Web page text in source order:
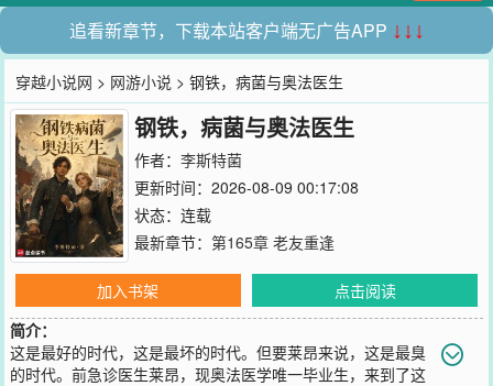
追看新章节，下载本站客户端无广告APP ↓↓↓
穿越小说网 > 网游小说 > 钢铁，病菌与奥法医生
钢铁，病菌与奥法医生
作者： 李斯特菌
更新时间：2026-08-09 00:17:08
状态：连载
最新章节： 第165章 老友重逢
加入书架
点击阅读
简介：
这是最好的时代，这是最坏的时代。但要莱昂来说，这是最臭
的时代。前急诊医生莱昂，现奥法医学唯一毕业生，来到了这